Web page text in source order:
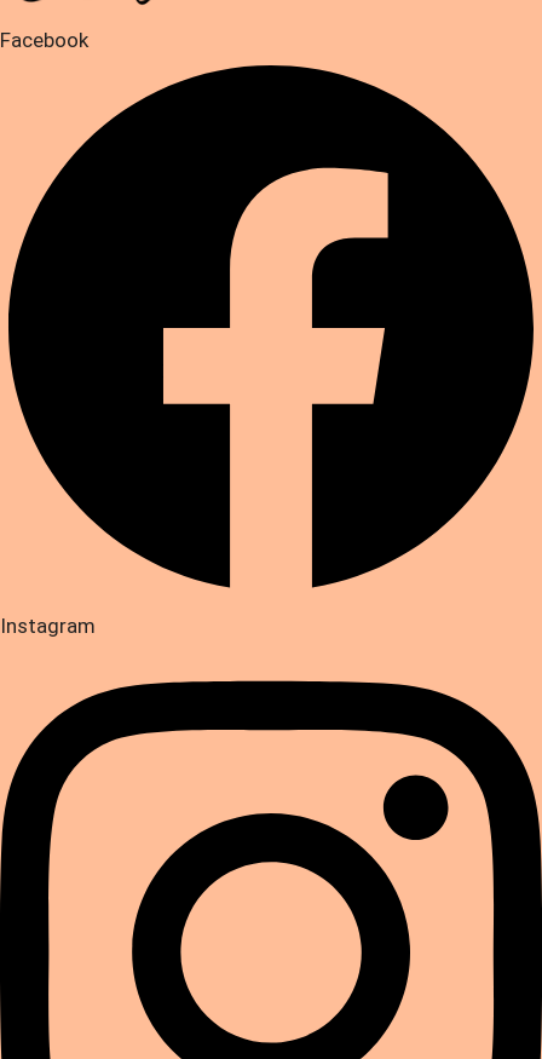
Facebook
Instagram